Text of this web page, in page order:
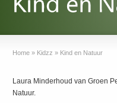
Home » Kidzz » Kind en Natuur
Laura Minderhoud van Groen
Natuur.